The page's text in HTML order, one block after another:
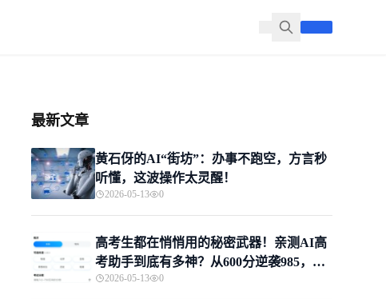
最新文章
黄石伢的AI“街坊”：办事不跑空，方言秒
听懂，这波操作太灵醒！
2026-05-13 0
高考生都在悄悄用的秘密武器！亲测AI高
考助手到底有多神？从600分逆袭985，这
届家长的救命稻草来了
2026-05-13 0